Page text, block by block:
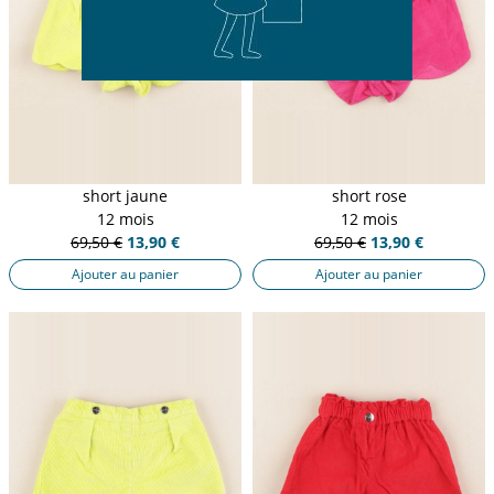
short jaune
12 mois
69,50 € 13,90 €
Ajouter au panier
short rose
12 mois
69,50 € 13,90 €
Ajouter au panier